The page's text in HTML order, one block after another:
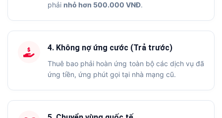
phải nhỏ hơn 500.000 VNĐ.
4. Không nợ ứng cước (Trả trước)
Thuê bao phải hoàn ứng toàn bộ các dịch vụ đã
ứng tiền, ứng phút gọi tại nhà mạng cũ.